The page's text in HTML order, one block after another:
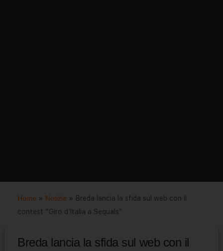
Home » Notizie » Breda lancia la sfida sul web con il
contest “Giro d’Italia a Sequals”
Breda lancia la sfida sul web con il